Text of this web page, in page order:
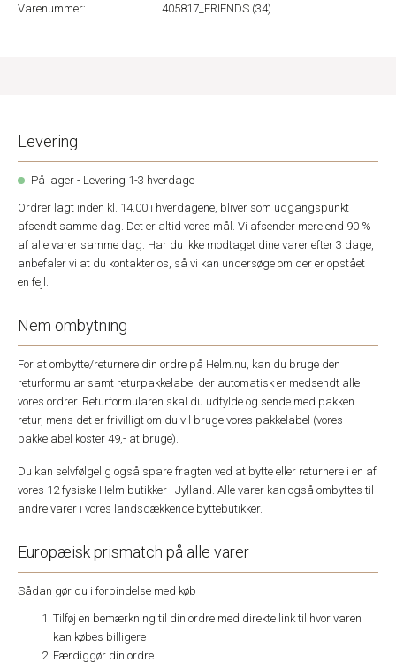
Varenummer: 405817_FRIENDS (34)
Levering
På lager - Levering 1-3 hverdage
Ordrer lagt inden kl. 14.00 i hverdagene, bliver som udgangspunkt
afsendt samme dag. Det er altid vores mål. Vi afsender mere end 90 %
af alle varer samme dag. Har du ikke modtaget dine varer efter 3 dage,
anbefaler vi at du kontakter os, så vi kan undersøge om der er opstået
en fejl.
Nem ombytning
For at ombytte/returnere din ordre på Helm.nu, kan du bruge den
returformular samt returpakkelabel der automatisk er medsendt alle
vores ordrer. Returformularen skal du udfylde og sende med pakken
retur, mens det er frivilligt om du vil bruge vores pakkelabel (vores
pakkelabel koster 49,- at bruge).
Du kan selvfølgelig også spare fragten ved at bytte eller returnere i en af
vores 12 fysiske Helm butikker i Jylland. Alle varer kan også ombyttes til
andre varer i vores landsdækkende byttebutikker.
Europæisk prismatch på alle varer
Sådan gør du i forbindelse med køb
Tilføj en bemærkning til din ordre med direkte link til hvor varen
kan købes billigere
Færdiggør din ordre.